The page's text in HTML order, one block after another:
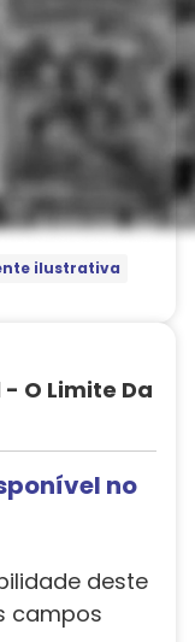
ilustrativa
O Limite Da
no
deste
campos